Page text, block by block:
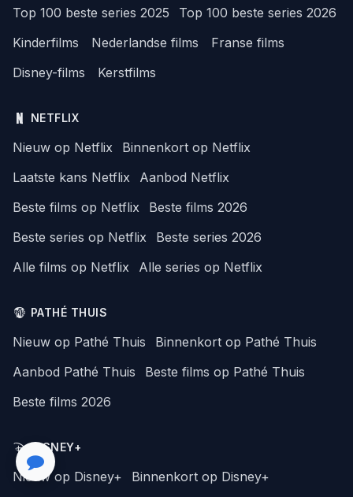
Top 100 beste series 2025
Top 100 beste series 2026
Kinderfilms
Nederlandse films
Franse films
Disney-films
Kerstfilms
NETFLIX
Nieuw op Netflix
Binnenkort op Netflix
Laatste kans Netflix
Aanbod Netflix
Beste films op Netflix
Beste films 2026
Beste series op Netflix
Beste series 2026
Alle films op Netflix
Alle series op Netflix
PATHÉ THUIS
Nieuw op Pathé Thuis
Binnenkort op Pathé Thuis
Aanbod Pathé Thuis
Beste films op Pathé Thuis
Beste films 2026
DISNEY+
Nieuw op Disney+ Binnenkort op Disney+